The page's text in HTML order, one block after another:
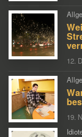
12.
19.